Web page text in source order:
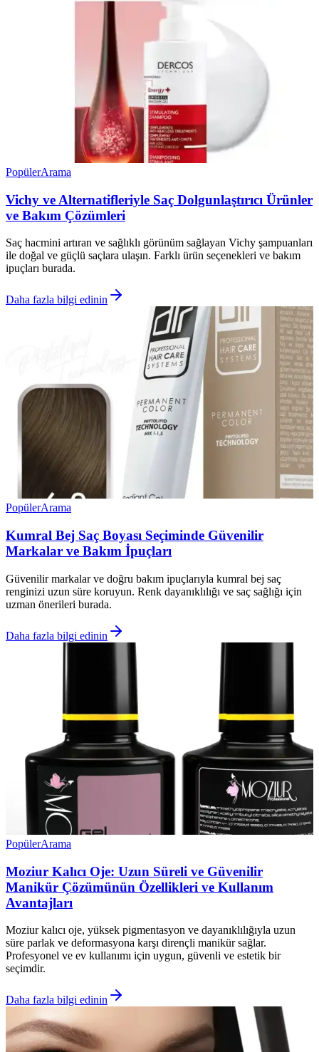
PopülerArama
Vichy ve Alternatifleriyle Saç Dolgunlaştırıcı Ürünler
ve Bakım Çözümleri
Saç hacmini artıran ve sağlıklı görünüm sağlayan Vichy şampuanları
ile doğal ve güçlü saçlara ulaşın. Farklı ürün seçenekleri ve bakım
ipuçları burada.
Daha fazla bilgi edinin
PopülerArama
Kumral Bej Saç Boyası Seçiminde Güvenilir
Markalar ve Bakım İpuçları
Güvenilir markalar ve doğru bakım ipuçlarıyla kumral bej saç
renginizi uzun süre koruyun. Renk dayanıklılığı ve saç sağlığı için
uzman önerileri burada.
Daha fazla bilgi edinin
PopülerArama
Moziur Kalıcı Oje: Uzun Süreli ve Güvenilir
Manikür Çözümünün Özellikleri ve Kullanım
Avantajları
Moziur kalıcı oje, yüksek pigmentasyon ve dayanıklılığıyla uzun
süre parlak ve deformasyona karşı dirençli manikür sağlar.
Profesyonel ve ev kullanımı için uygun, güvenli ve estetik bir
seçimdir.
Daha fazla bilgi edinin